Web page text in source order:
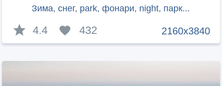
Зима, снег, park, фонари, night, парк...
2160x3840
4.4 432